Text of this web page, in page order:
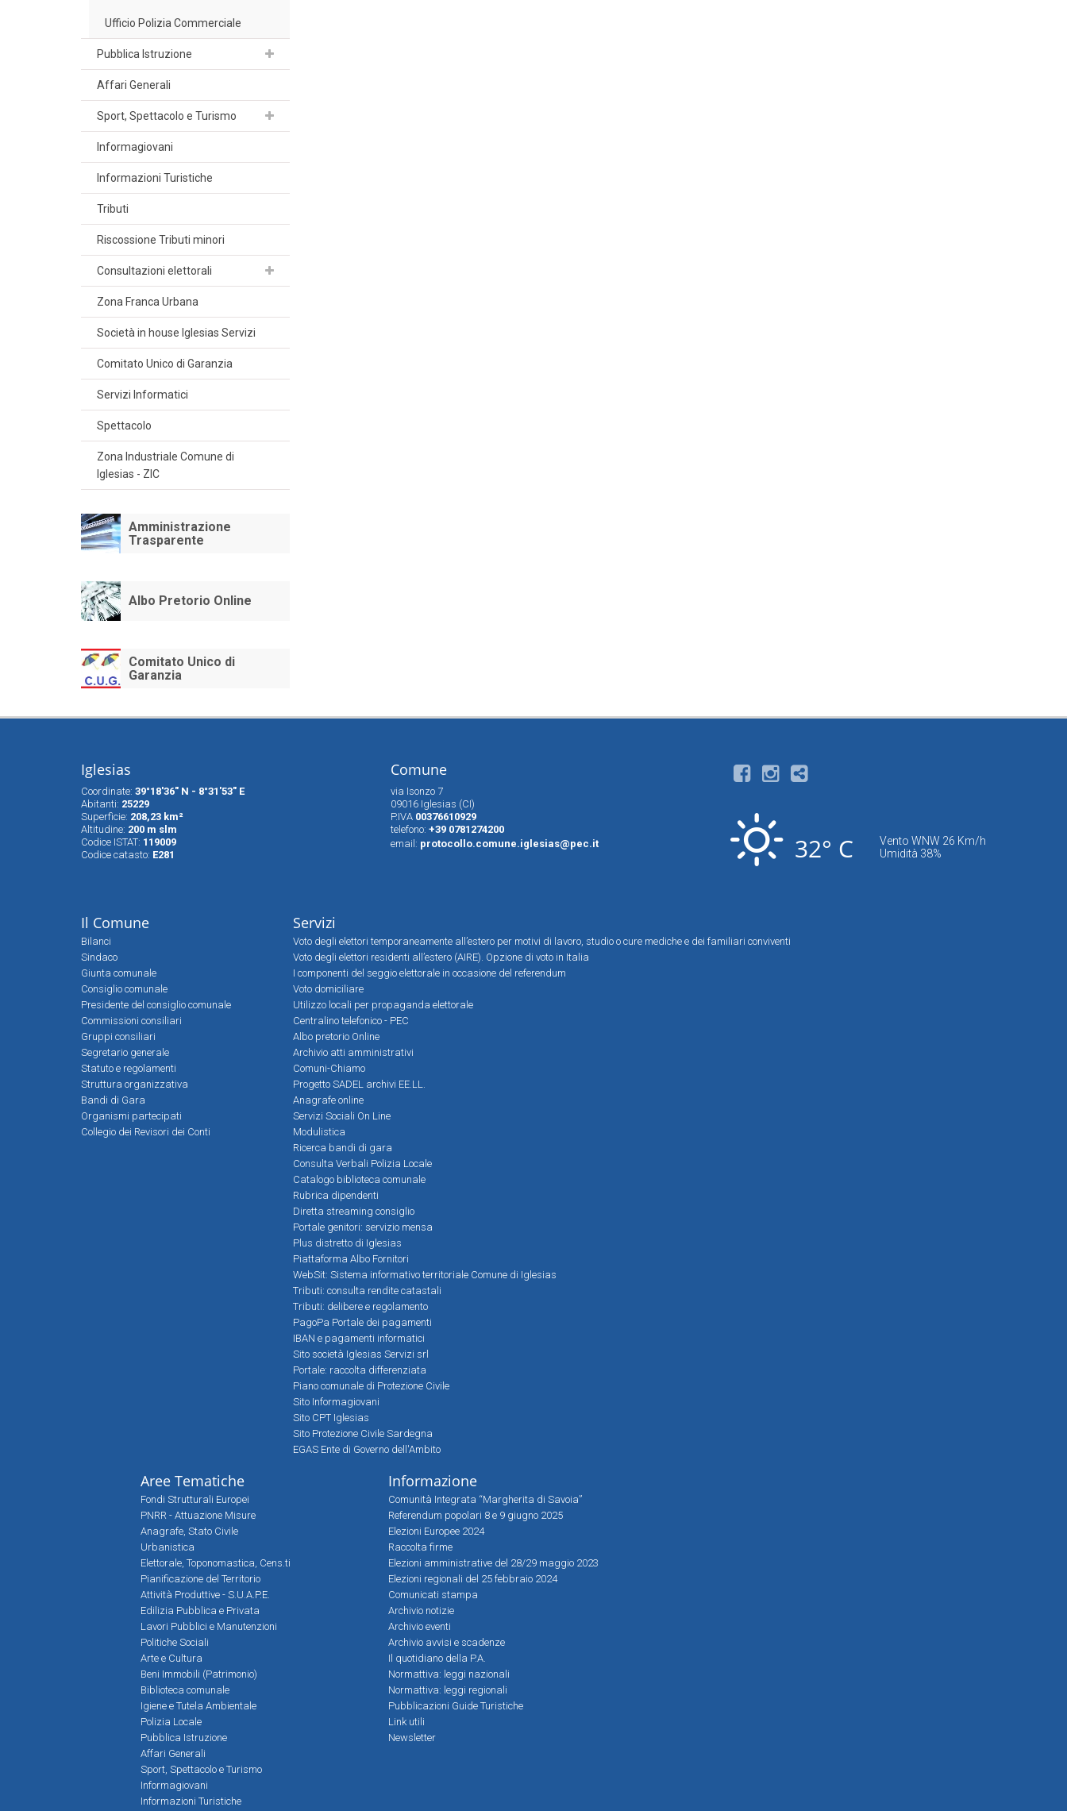
Ufficio Polizia Commerciale
Pubblica Istruzione
Affari Generali
Sport, Spettacolo e Turismo
Informagiovani
Informazioni Turistiche
Tributi
Riscossione Tributi minori
Consultazioni elettorali
Zona Franca Urbana
Società in house Iglesias Servizi
Comitato Unico di Garanzia
Servizi Informatici
Spettacolo
Zona Industriale Comune di
Iglesias - ZIC
Amministrazione
Trasparente
Albo Pretorio Online
Comitato Unico di
Garanzia
Iglesias
Coordinate: 39°18'36" N - 8°31'53" E
Abitanti: 25229
Superfìcie: 208,23 km²
Altitudine: 200 m slm
Codice ISTAT: 119009
Codice catasto: E281
Comune
via Isonzo 7
09016 Iglesias (CI)
P.IVA 00376610929
telefono: +39 0781274200
email: protocollo.comune.iglesias@pec.it 32° C
Vento WNW 26 Km/h
Umidità 38%
Il Comune
Bilanci
Sindaco
Giunta comunale
Consiglio comunale
Presidente del consiglio comunale
Commissioni consiliari
Gruppi consiliari
Segretario generale
Statuto e regolamenti
Struttura organizzativa
Bandi di Gara
Organismi partecipati
Collegio dei Revisori dei Conti
Servizi
Voto degli elettori temporaneamente all’estero per motivi di lavoro, studio o cure mediche e dei familiari conviventi
Voto degli elettori residenti all’estero (AIRE). Opzione di voto in Italia
I componenti del seggio elettorale in occasione del referendum
Voto domiciliare
Utilizzo locali per propaganda elettorale
Centralino telefonico - PEC
Albo pretorio Online
Archivio atti amministrativi
Comuni-Chiamo
Progetto SADEL archivi EE.LL.
Anagrafe online
Servizi Sociali On Line
Modulistica
Ricerca bandi di gara
Consulta Verbali Polizia Locale
Catalogo biblioteca comunale
Rubrica dipendenti
Diretta streaming consiglio
Portale genitori: servizio mensa
Plus distretto di Iglesias
Piattaforma Albo Fornitori
WebSit: Sistema informativo territoriale Comune di Iglesias
Tributi: consulta rendite catastali
Tributi: delibere e regolamento
PagoPa Portale dei pagamenti
IBAN e pagamenti informatici
Sito società Iglesias Servizi srl
Portale: raccolta differenziata
Piano comunale di Protezione Civile
Sito Informagiovani
Sito CPT Iglesias
Sito Protezione Civile Sardegna
EGAS Ente di Governo dell'Ambito
Aree Tematiche
Fondi Strutturali Europei
PNRR - Attuazione Misure
Anagrafe, Stato Civile
Urbanistica
Elettorale, Toponomastica, Cens.ti
Pianificazione del Territorio
Attività Produttive - S.U.A.P.E.
Edilizia Pubblica e Privata
Lavori Pubblici e Manutenzioni
Politiche Sociali
Arte e Cultura
Beni Immobili (Patrimonio)
Biblioteca comunale
Igiene e Tutela Ambientale
Polizia Locale
Pubblica Istruzione
Affari Generali
Sport, Spettacolo e Turismo
Informagiovani
Informazioni Turistiche
Informazione
Comunità Integrata “Margherita di Savoia”
Referendum popolari 8 e 9 giugno 2025
Elezioni Europee 2024
Raccolta firme
Elezioni amministrative del 28/29 maggio 2023
Elezioni regionali del 25 febbraio 2024
Comunicati stampa
Archivio notizie
Archivio eventi
Archivio avvisi e scadenze
Il quotidiano della P.A.
Normattiva: leggi nazionali
Normattiva: leggi regionali
Pubblicazioni Guide Turistiche
Link utili
Newsletter